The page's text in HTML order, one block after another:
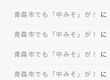
青森市でも「中みそ」が！ に
青森市でも「中みそ」が！ に
青森市でも「中みそ」が！ に
青森市でも「中みそ」が！ に